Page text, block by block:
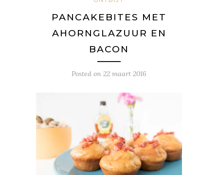
PANCAKEBITES MET
AHORNGLAZUUR EN
BACON
Posted on 22 maart 2016